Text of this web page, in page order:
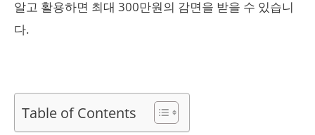
알고 활용하면 최대 300만원의 감면을 받을 수 있습니
다.
Table of Contents